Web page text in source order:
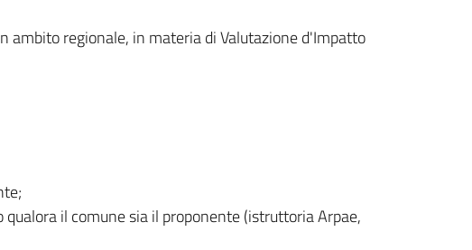
ambito regionale, in materia di Valutazione d'Impatto
il comune sia il proponente (istruttoria Arpae,